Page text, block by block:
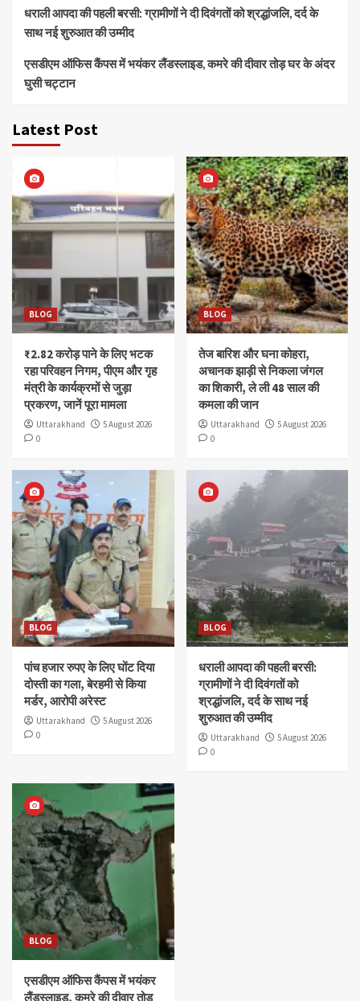
धराली आपदा की पहली बरसी: ग्रामीणों ने दी दिवंगतों को श्रद्धांजलि, दर्द के
साथ नई शुरुआत की उम्मीद
एसडीएम ऑफिस कैंपस में भयंकर लैंडस्लाइड, कमरे की दीवार तोड़ घर के अंदर
घुसी चट्टान
Latest Post
BLOG
₹2.82 करोड़ पाने के लिए भटक
रहा परिवहन निगम, पीएम और गृह
मंत्री के कार्यक्रमों से जुड़ा
प्रकरण, जानें पूरा मामला
Uttarakhand
5 August 2026
0
BLOG
तेज बारिश और घना कोहरा,
अचानक झाड़ी से निकला जंगल
का शिकारी, ले ली 48 साल की
कमला की जान
Uttarakhand
5 August 2026
0
BLOG
पांच हजार रुपए के लिए घोंट दिया
दोस्ती का गला, बेरहमी से किया
मर्डर, आरोपी अरेस्ट
Uttarakhand
5 August 2026
0
BLOG
धराली आपदा की पहली बरसी:
ग्रामीणों ने दी दिवंगतों को
श्रद्धांजलि, दर्द के साथ नई
शुरुआत की उम्मीद
Uttarakhand
5 August 2026
0
BLOG
एसडीएम ऑफिस कैंपस में भयंकर
लैंडस्लाइड, कमरे की दीवार तोड़